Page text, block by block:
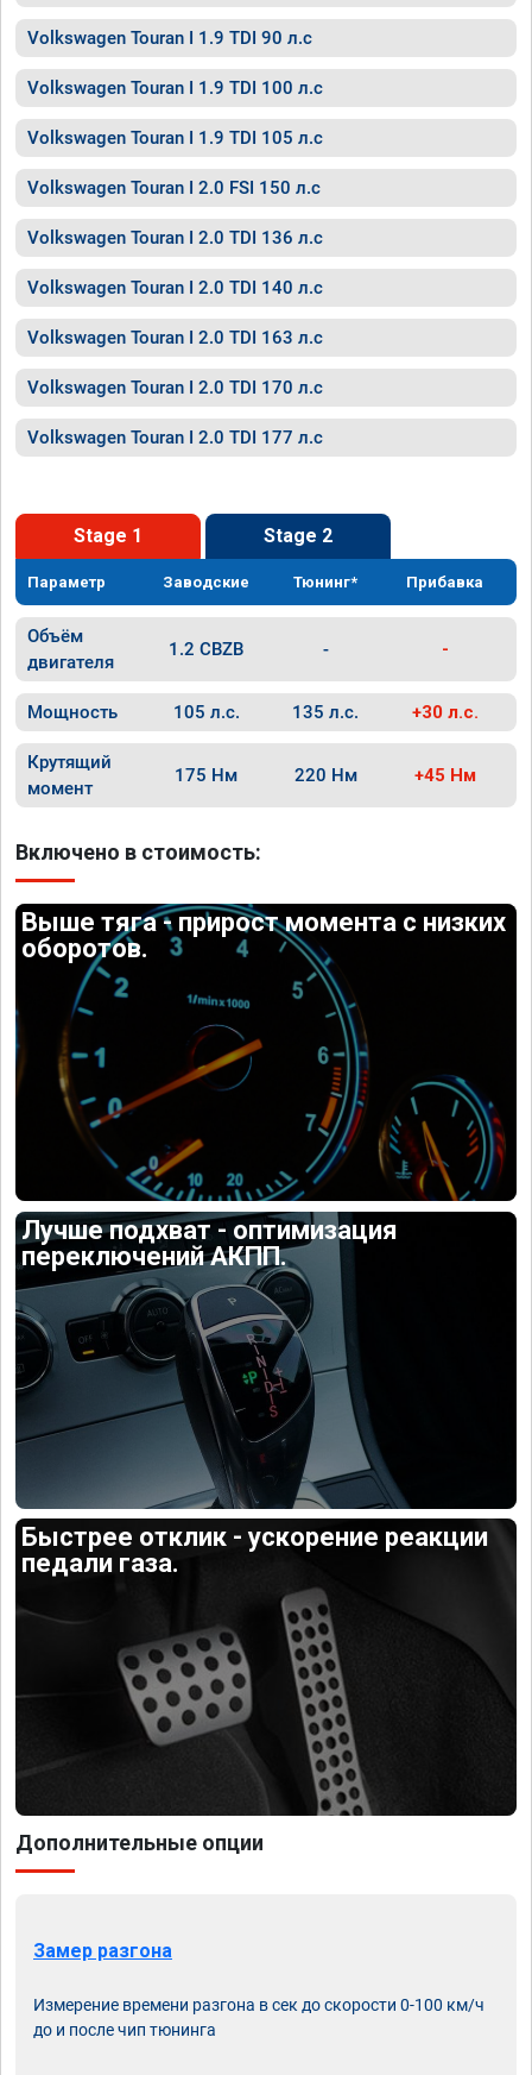
Volkswagen Touran I 1.9 TDI 90 л.с
Volkswagen Touran I 1.9 TDI 100 л.с
Volkswagen Touran I 1.9 TDI 105 л.с
Volkswagen Touran I 2.0 FSI 150 л.с
Volkswagen Touran I 2.0 TDI 136 л.с
Volkswagen Touran I 2.0 TDI 140 л.с
Volkswagen Touran I 2.0 TDI 163 л.с
Volkswagen Touran I 2.0 TDI 170 л.с
Volkswagen Touran I 2.0 TDI 177 л.с
Stage 1 Stage 2
Параметр Заводские Тюнинг* Прибавка
Объём
двигателя
1.2 CBZB - -
Мощность 105 л.с. 135 л.с. +30 л.с.
Крутящий
момент
175 Нм 220 Нм +45 Нм
Включено в стоимость:
Выше тяга - прирост момента с низких
оборотов.
Лучше подхват - оптимизация
переключений АКПП.
Быстрее отклик - ускорение реакции
педали газа.
Дополнительные опции
Замер разгона
Измерение времени разгона в сек до скорости 0-100 км/ч
до и после чип тюнинга